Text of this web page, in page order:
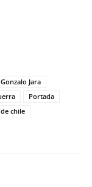
Gonzalo Jara
Portada
chile